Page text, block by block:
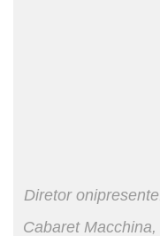
Diretor
Cabaret